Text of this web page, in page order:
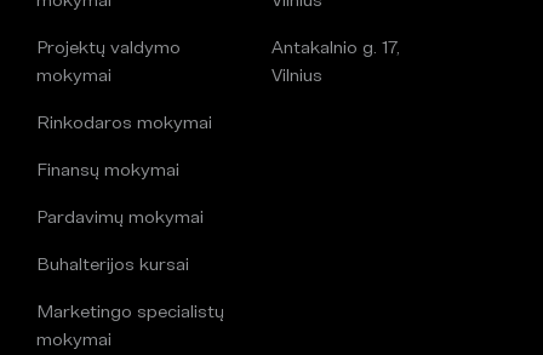
Projektų valdymo
mokymai
Rinkodaros mokymai
Finansų mokymai
Pardavimų mokymai
Buhalterijos kursai
Marketingo specialistų
mokymai
Antakalnio g. 17,
Vilnius